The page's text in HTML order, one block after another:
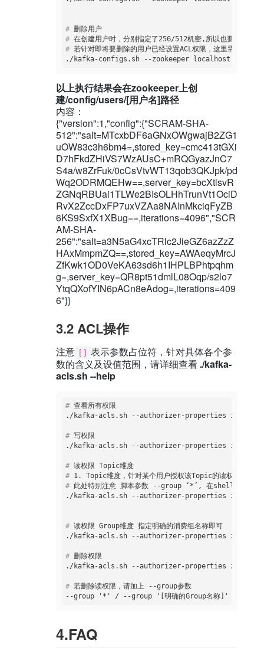
# 删除用户
# 在创建用户时，分别指定了256/512机密,所以也要注意
# 若针对即将要删除的用户已经设置ACL权限，这里需要区分
以上执行结果会在zookeeper上创
建/config/users/[用户名]路径
内容：
{"version":1,"config":{"SCRAM-SHA-
512":"salt=MTcxbDF6aGNxOWgwajB2ZG1
uOW83c3h6bm4=,stored_key=cmc413tGXi
D7hFkdZHiVS7WzAUsC+mRQGyazJnC7
S4a/w8ZrFuk/0cCsVtvWT13qob3QKJpk/pd
Wq2ODRMQEHw==,server_key=bcXtlsvR
ZGNqRBUai1TLWe2BIsOLHhTrunVt1OciD
RvX2ZccDxFP7uxVZAa8NAInMkciqFyZB
6KS9SxfX1XBug==,iterations=4096","SCR
AM-SHA-
256":"salt=a3N5aG4xcTRlc2JieGZ6azZzZ
HAxMmpmZQ==,stored_key=AWAeqyMrcJ
ZfKwk1OD0VeKA63sd6h1IHPLBPhtpqhm
g=,server_key=QR8pt51dmlL08Oqp/s2lo7
YtqQXofYIN6pACn8eAdog=,iterations=409
6"}}
3.2 ACL操作
注意 [] 表示参数占位符，针对具体各个参
数的含义及设值范围，请详细查看 ./kafka-
acls.sh --help
# 查看所有权限
# 写权限
# 读权限 Topic维度
# 1. Topic维度，针对某个用户授权该Topic的读权限，不限
# 此处特别注意 脚本参数 --group ‘*’, 在shell中*需要特
# 读权限 Group维度 指定明确的消费组名称即可
# 删除权限
# 若删除读权限，请加上 --group参数
4.FAQ